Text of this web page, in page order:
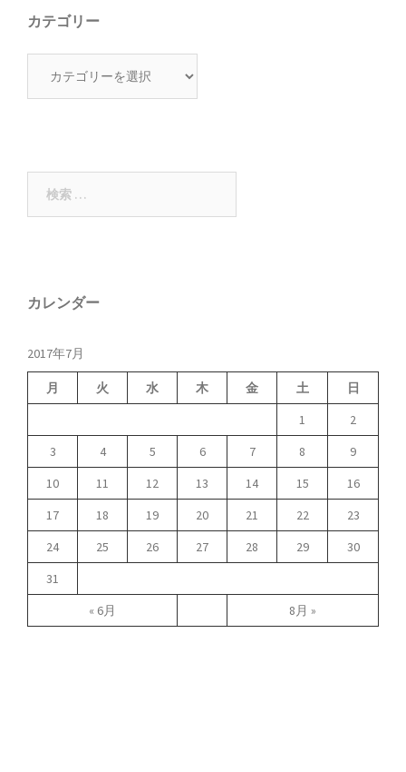
カテゴリー
カレンダー
2017年7月
月 火 水 木 金 土 日
« 6月 8月 »
1
2
3
4 5 6 7 8
9
10
11 12 13 14 15
16
17
18 19 20 21 22
23
24
25 26 27 28 29
30
31